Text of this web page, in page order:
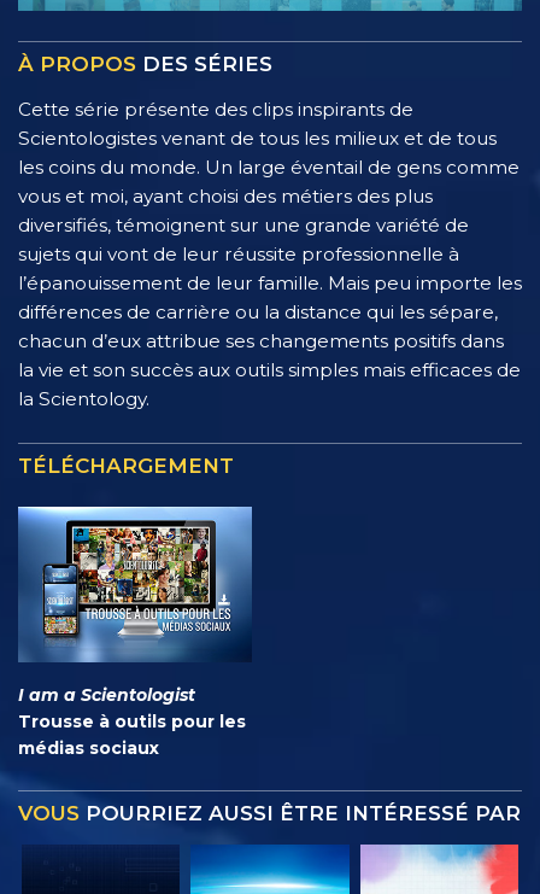
À PROPOS DES SÉRIES
Cette série présente des clips inspirants de
Scientologistes venant de tous les milieux et de tous
les coins du monde. Un large éventail de gens comme
vous et moi, ayant choisi des métiers des plus
diversifiés, témoignent sur une grande variété de
sujets qui vont de leur réussite professionnelle à
l’épanouissement de leur famille. Mais peu importe les
différences de carrière ou la distance qui les sépare,
chacun d’eux attribue ses changements positifs dans
la vie et son succès aux outils simples mais efficaces de
la Scientology.
TÉLÉCHARGEMENT
I am a Scientologist
Trousse à outils pour les
médias sociaux
VOUS POURRIEZ AUSSI ÊTRE INTÉRESSÉ PAR